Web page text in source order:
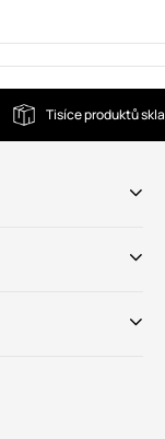
Tisíce produktů